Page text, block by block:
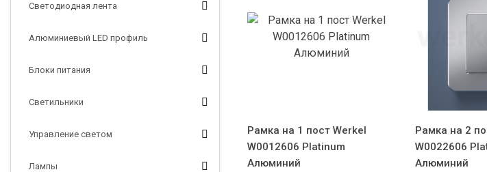
Светодиодная лента
Алюминиевый LED профиль
Блоки питания
Светильники
Управление светом
Лампы
Рамка на 1 пост Werkel
W0012606 Platinum
Алюминий
Рамка на 2
W0022606
Алюминий